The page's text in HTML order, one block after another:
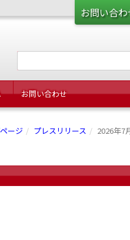
お問い合
お問い合わせ
ージ プレスリリース 2026年